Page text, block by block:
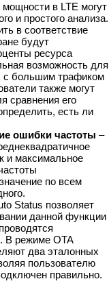
мощности в LTE могут
и простого анализа.
в соответствие
будут
ресурса
возможность для
с большим трафиком
также могут
сравнения его
есть ли
ошибки частоты –
и максимальное
по всем
Status позволяет
данной функции
В режиме OTA
два эталонных
пользователю
правильно.